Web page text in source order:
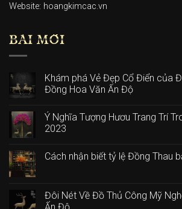
Website: hoangkimcac.vn
BÀI MỚI
Khám phá Vẻ Đẹp Cổ Điển của
Đồng Hoa Văn Ấn Độ
Ý Nghĩa Tượng Hươu Trang Trí
2023
Cách nhận biết tỷ lệ Đồng Thau
Đôi Nét Về Đồ Thủ Công Mỹ